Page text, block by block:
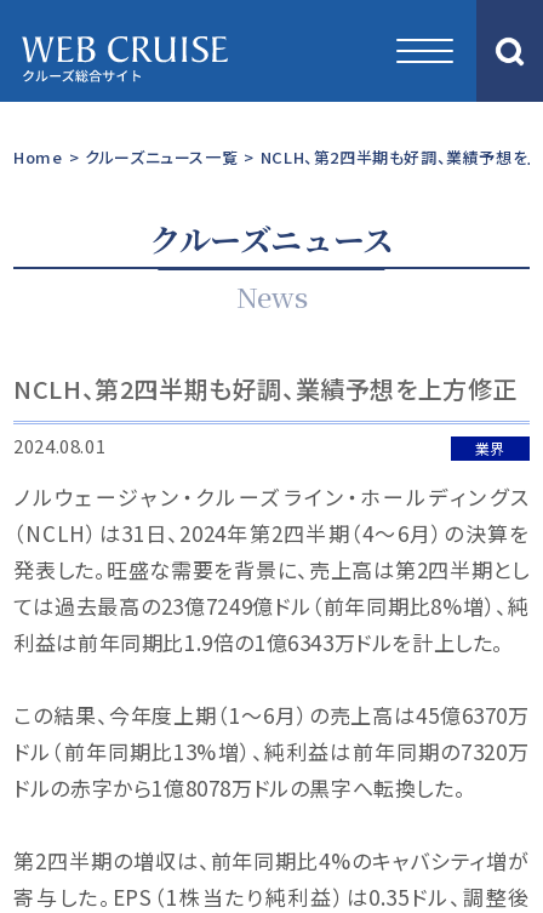
Home > クルーズニュース一覧 > NCLH、第2四半期も好調、業績予想を
クルーズニュース
News
NCLH、第2四半期も好調、業績予想を上方修正
2024.08.01 業界
ノルウェージャン・クルーズライン・ホールディングス
（NCLH）は31日、2024年第2四半期（4〜6月）の決算を
発表した。旺盛な需要を背景に、売上高は第2四半期とし
ては過去最高の23億7249億ドル（前年同期比8%増）、純
利益は前年同期比1.9倍の1億6343万ドルを計上した。
この結果、今年度上期（1〜6月）の売上高は45億6370万
ドル（前年同期比13%増）、純利益は前年同期の7320万
ドルの赤字から1億8078万ドルの黒字へ転換した。
第2四半期の増収は、前年同期比4%のキャバシティ増が
寄与した。EPS（1株当たり純利益）は0.35ドル、調整後